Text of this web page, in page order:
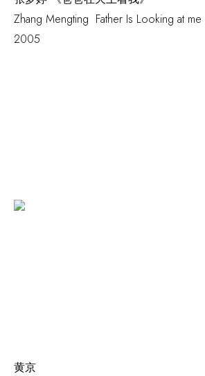
Zhang Mengting Father Is Looking at
2005
黄京